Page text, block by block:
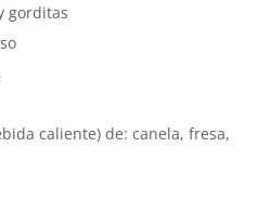
gorditas
caliente) de: canela, fresa,